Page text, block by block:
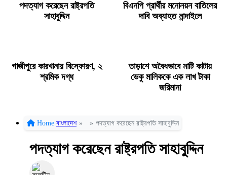
পদত্যাগ করেছেন রাষ্ট্রপতি
সাহাবুদ্দিন
বিএনপি প্রার্থীর মনোনয়ন বাতিলের
দাবি অব্যাহত নান্দাইলে
গাজীপুরে কারখানায় বিস্ফোরণ, ২
শ্রমিক দগ্ধ
তাড়াশে অবৈধভাবে মাটি কাটায়
ভেকু মালিককে এক লাখ টাকা
জরিমানা
Home বাংলাদেশ » » পদত্যাগ করেছেন রাষ্ট্রপতি সাহাবুদ্দিন
পদত্যাগ করেছেন রাষ্ট্রপতি সাহাবুদ্দিন